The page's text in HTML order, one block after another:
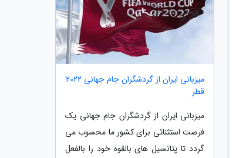
میزبانی ایران از گردشگران جام جهانی 2022
قطر
میزبانی ایران از گردشگران جام جهانی یک
فرصت استثنائی برای کشور ما محسوب می
گردد تا پتانسیل های بالقوه خود را بالفعل